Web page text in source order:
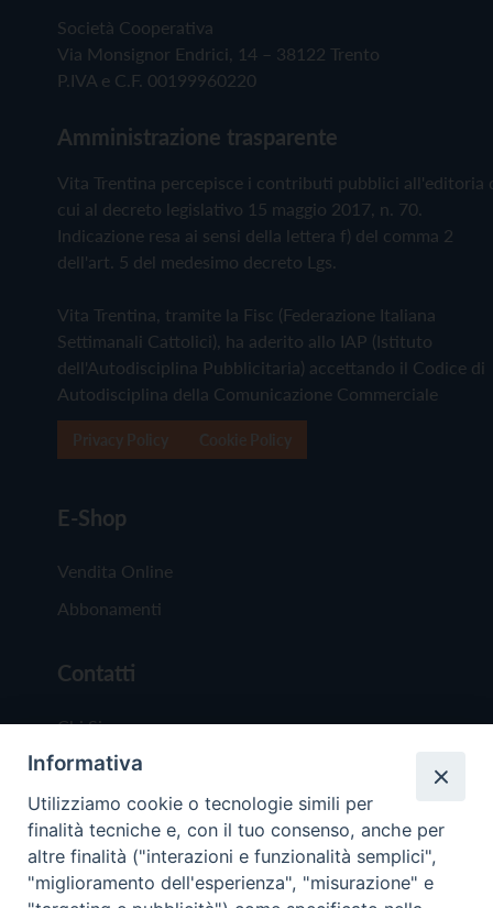
Società Cooperativa
Via Monsignor Endrici, 14 – 38122 Trento
P.IVA e C.F. 00199960220
Amministrazione trasparente
Vita Trentina percepisce i contributi pubblici all'editoria
cui al decreto legislativo 15 maggio 2017, n. 70.
Indicazione resa ai sensi della lettera f) del comma 2
dell'art. 5 del medesimo decreto Lgs.
Vita Trentina, tramite la Fisc (Federazione Italiana
Settimanali Cattolici), ha aderito allo IAP (Istituto
dell'Autodisciplina Pubblicitaria) accettando il Codice di
Autodisciplina della Comunicazione Commerciale
E-Shop
Vendita Online
Abbonamenti
Contatti
Chi Siamo
Redazione
Scrivici
Informativa
Utilizziamo cookie o tecnologie simili per
finalità tecniche e, con il tuo consenso, anche per
altre finalità ("interazioni e funzionalità semplici",
"miglioramento dell'esperienza", "misurazione" e